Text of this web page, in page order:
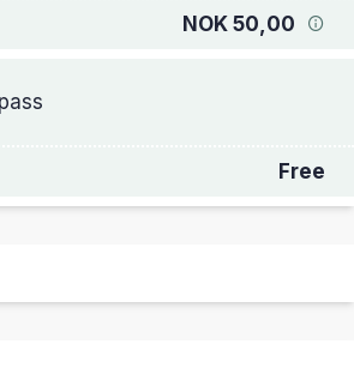
NOK 50,00
Free